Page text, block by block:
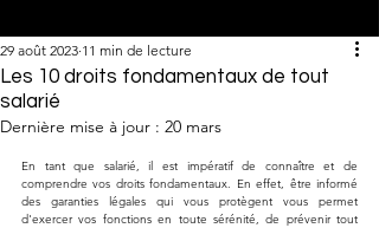
Les 10 droits fondamentaux de tout
salarié
29 août 2023 11 min de lecture
Dernière mise à jour : 20 mars
En tant que salarié, il est impératif de connaître et de
comprendre vos droits fondamentaux. En effet, être informé
des garanties légales qui vous protègent vous permet
d'exercer vos fonctions en toute sérénité, de prévenir tout